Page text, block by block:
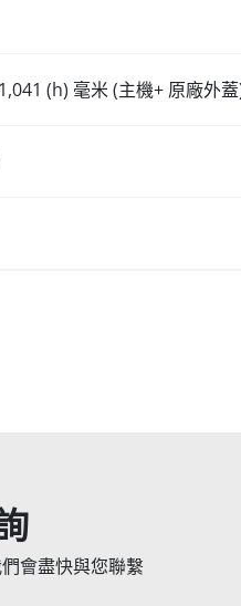
(h) 毫米 (主機+ 原廠外
會盡快與您聯繫